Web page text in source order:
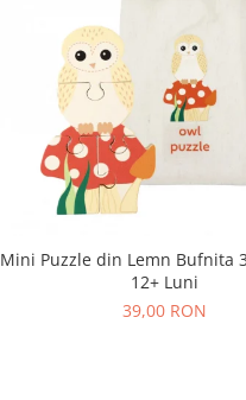
Mini Puzzle din Lemn Bufnita
12+ Luni
39,00 RON